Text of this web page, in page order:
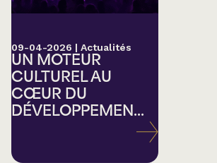
09-04-2026 | Actualités
UN MOTEUR
CULTUREL AU
CŒUR DU
DÉVELOPPEMEN...